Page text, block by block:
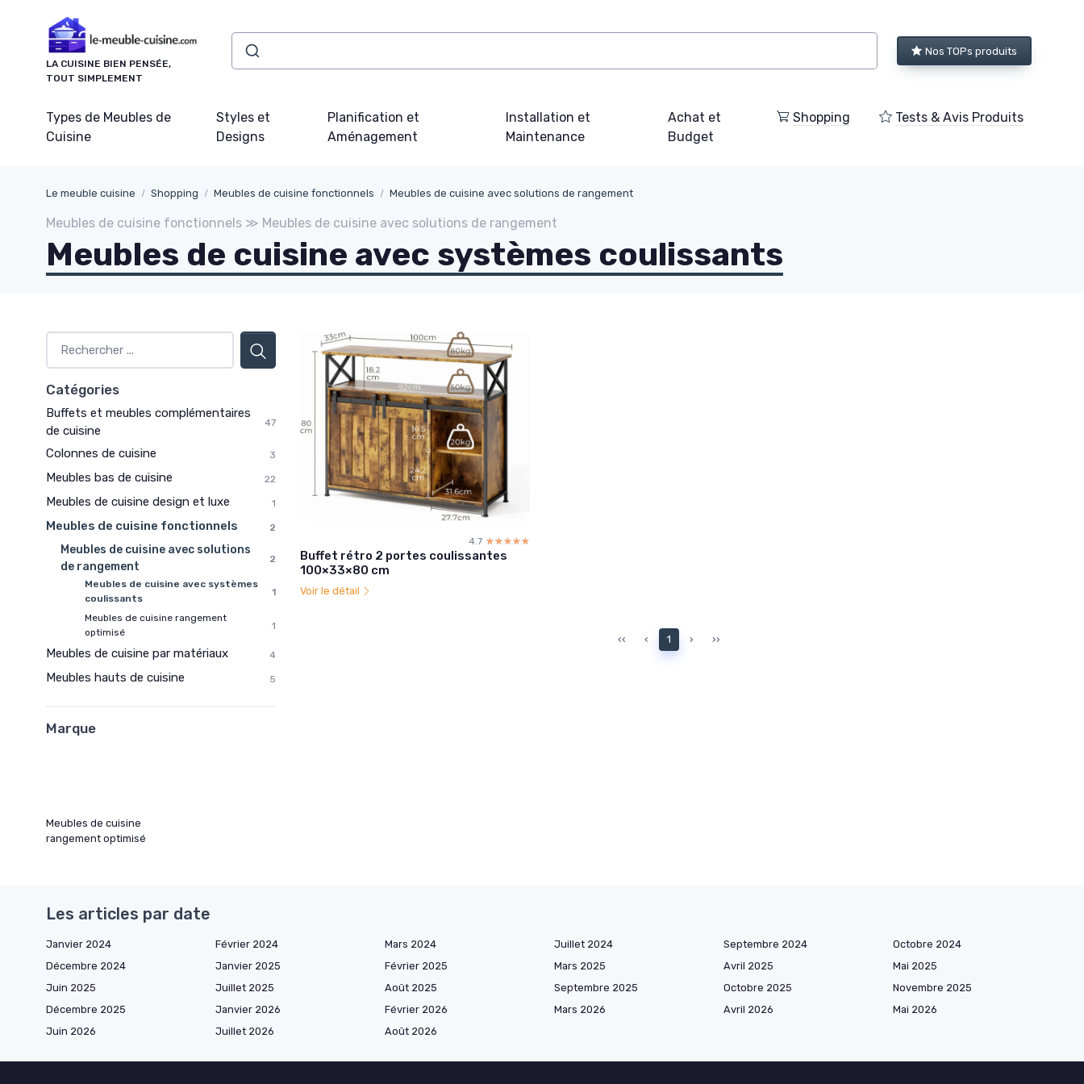
LA CUISINE BIEN PENSÉE,
TOUT SIMPLEMENT
Nos TOPs produits
Types de Meubles de
Cuisine
Styles et
Designs
Planification et
Aménagement
Installation et
Maintenance
Achat et
Budget
Shopping Tests & Avis Produits
Le meuble cuisine Shopping Meubles de cuisine fonctionnels Meubles de cuisine avec solutions de rangement
Meubles de cuisine fonctionnels ≫ Meubles de cuisine avec solutions de rangement
Meubles de cuisine avec systèmes coulissants
Catégories
Buffets et meubles complémentaires
de cuisine
47
Colonnes de cuisine 3
Meubles bas de cuisine 22
Meubles de cuisine design et luxe 1
Meubles de cuisine fonctionnels 2
Meubles de cuisine avec solutions
de rangement
2
Meubles de cuisine avec systèmes
coulissants
1
Meubles de cuisine rangement
optimisé
1
Meubles de cuisine par matériaux 4
Meubles hauts de cuisine 5
Marque
4.7 ☆☆☆☆☆
★★★★★
Buffet rétro 2 portes coulissantes
100×33×80 cm
Voir le détail
‹‹ ‹ 1 › ››
Meubles de cuisine
rangement optimisé
Les articles par date
Janvier 2024 Février 2024 Mars 2024 Juillet 2024 Septembre 2024
Octobre 2024
Décembre 2024
Janvier 2025 Février 2025 Mars 2025 Avril 2025
Mai 2025
Juin 2025
Juillet 2025 Août 2025 Septembre 2025 Octobre 2025
Novembre 2025
Décembre 2025
Janvier 2026 Février 2026 Mars 2026 Avril 2026
Mai 2026
Juin 2026
Juillet 2026 Août 2026